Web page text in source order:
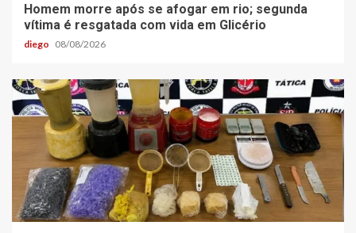
Homem morre após se afogar em rio; segunda
vítima é resgatada com vida em Glicério
diego 08/08/2026